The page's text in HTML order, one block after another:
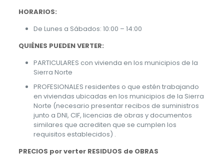
HORARIOS:
De Lunes a Sábados: 10:00 – 14:00
QUIÉNES PUEDEN VERTER:
PARTICULARES con vivienda en los municipios de la
Sierra Norte
PROFESIONALES residentes o que estén trabajando
en viviendas ubicadas en los municipios de la Sierra
Norte (necesario presentar recibos de suministros
junto a DNI, CIF, licencias de obras y documentos
similares que acrediten que se cumplen los
requisitos establecidos) .
PRECIOS por verter RESIDUOS de OBRAS